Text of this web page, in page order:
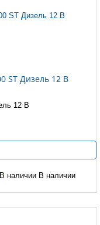
ST Дизель 12 B
12 B
В наличии